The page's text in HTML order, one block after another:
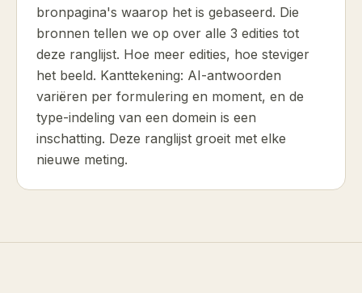
bronpagina's waarop het is gebaseerd. Die
bronnen tellen we op over alle 3 edities tot
deze ranglijst. Hoe meer edities, hoe steviger
het beeld. Kanttekening: AI-antwoorden
variëren per formulering en moment, en de
type-indeling van een domein is een
inschatting. Deze ranglijst groeit met elke
nieuwe meting.